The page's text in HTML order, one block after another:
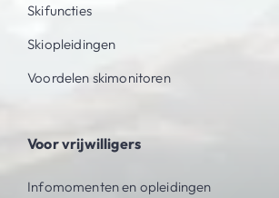
Skifuncties
Skiopleidingen
Voordelen skimonitoren
Voor vrijwilligers
Infomomenten en opleidingen